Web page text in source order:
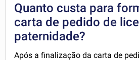
Quanto custa para
carta de pedido de
paternidade?
Após a finalização da carta de